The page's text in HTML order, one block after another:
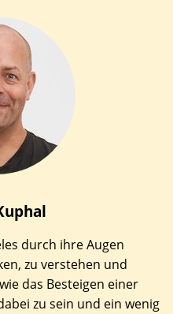
durch ihre Augen
zu verstehen und
das Besteigen einer
zu sein und ein wenig